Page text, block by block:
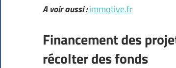
A voir aussi :immotive.fr
Financement des
récolter des fonds